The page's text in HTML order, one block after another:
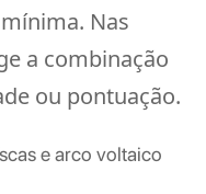
Nas
a combinação
ou pontuação.